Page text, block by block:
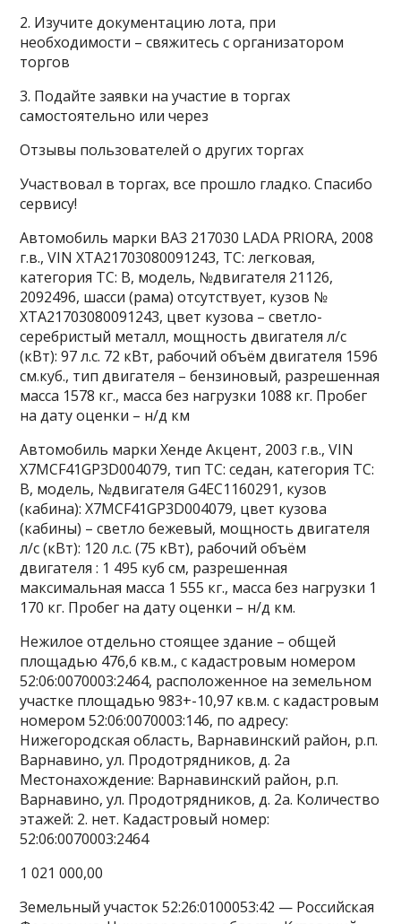
2. Изучите документацию лота, при
необходимости – свяжитесь с организатором
торгов
3. Подайте заявки на участие в торгах
самостоятельно или через
Отзывы пользователей о других торгах
Участвовал в торгах, все прошло гладко. Спасибо
сервису!
Автомобиль марки ВАЗ 217030 LADA PRIORA, 2008
г.в., VIN ХТА21703080091243, ТС: легковая,
категория ТС: В, модель, №двигателя 21126,
2092496, шасси (рама) отсутствует, кузов №
ХТА21703080091243, цвет кузова – светло-
серебристый металл, мощность двигателя л/с
(кВт): 97 л.с. 72 кВт, рабочий объём двигателя 1596
см.куб., тип двигателя – бензиновый, разрешенная
масса 1578 кг., масса без нагрузки 1088 кг. Пробег
на дату оценки – н/д км
Автомобиль марки Хенде Акцент, 2003 г.в., VIN
X7MCF41GP3D004079, тип ТС: седан, категория ТС:
В, модель, №двигателя G4EC1160291, кузов
(кабина): X7MCF41GP3D004079, цвет кузова
(кабины) – светло бежевый, мощность двигателя
л/с (кВт): 120 л.с. (75 кВт), рабочий объём
двигателя : 1 495 куб см, разрешенная
максимальная масса 1 555 кг., масса без нагрузки 1
170 кг. Пробег на дату оценки – н/д км.
Нежилое отдельно стоящее здание – общей
площадью 476,6 кв.м., с кадастровым номером
52:06:0070003:2464, расположенное на земельном
участке площадью 983+-10,97 кв.м. с кадастровым
номером 52:06:0070003:146, по адресу:
Нижегородская область, Варнавинский район, р.п.
Варнавино, ул. Продотрядников, д. 2а
Местонахождение: Варнавинский район, р.п.
Варнавино, ул. Продотрядников, д. 2а. Количество
этажей: 2. нет. Кадастровый номер:
52:06:0070003:2464
1 021 000,00
Земельный участок 52:26:0100053:42 — Российская